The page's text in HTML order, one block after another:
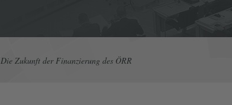
Die Zukunft der Finanzierung des ÖRR